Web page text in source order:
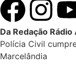
Da Redação Rádio
Polícia Civil
Marcelândia